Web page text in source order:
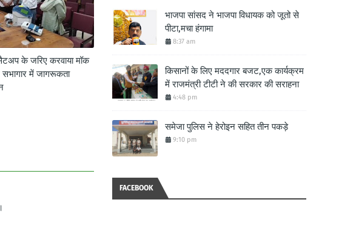
के जरिए करवाया मॉक
में जागरूकता
भाजपा सांसद ने भाजपा विधायक को जूतो से
पीटा,मचा हंगामा
8:37 am
किसानों के लिए मददगार बजट,एक कार्यक्रम
में राजमंत्री टीटी ने की सरकार की सराहना
4:48 pm
समेजा पुलिस ने हेरोइन सहित तीन पकड़े
9:10 pm
FACEBOOK